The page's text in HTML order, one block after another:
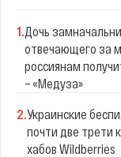
1.Дочь
отвечающего за
россиянам
– «Медуза»
2.Украинские
почти две трети
хабов Wildberries